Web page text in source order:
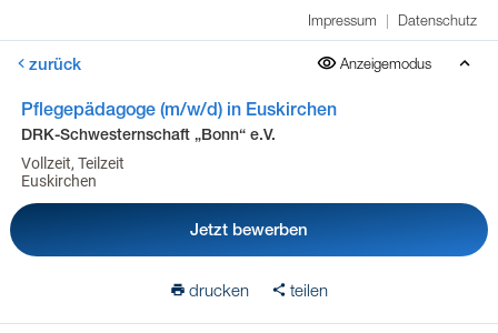
Impressum | Datenschutz
zurück Anzeigemodus
Pflegepädagoge (m/w/d) in Euskirchen
DRK-Schwesternschaft „Bonn“ e.V.
Vollzeit, Teilzeit
Euskirchen
Jetzt bewerben
drucken teilen